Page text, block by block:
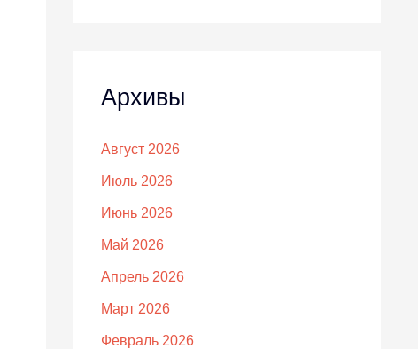
Архивы
Август 2026
Июль 2026
Июнь 2026
Май 2026
Апрель 2026
Март 2026
Февраль 2026